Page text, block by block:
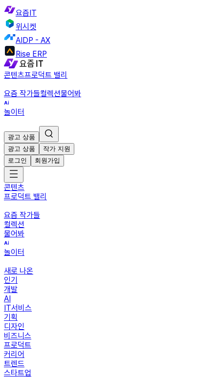
요즘IT
위시켓
AIDP - AX
Rise ERP
콘텐츠프로덕트 밸리
요즘 작가들컬렉션물어봐
놀이터
광고 상품
광고 상품
작가 지원
로그인
회원가입
콘텐츠
프로덕트 밸리
요즘 작가들
컬렉션
물어봐
놀이터
새로 나온
인기
개발
AI
IT서비스
기획
디자인
비즈니스
프로덕트
커리어
트렌드
스타트업